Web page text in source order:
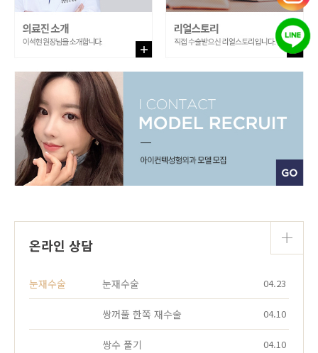
온라인 상담
눈재수술 눈재수술 04.23
쌍꺼풀 한쪽 재수술 04.10
쌍수 풀기 04.10